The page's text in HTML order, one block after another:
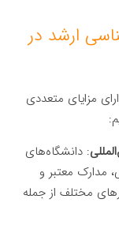
ارشد در
مزایای متعددی
: دانشگاه‌های
مدارک معتبر و
مختلف از جمله